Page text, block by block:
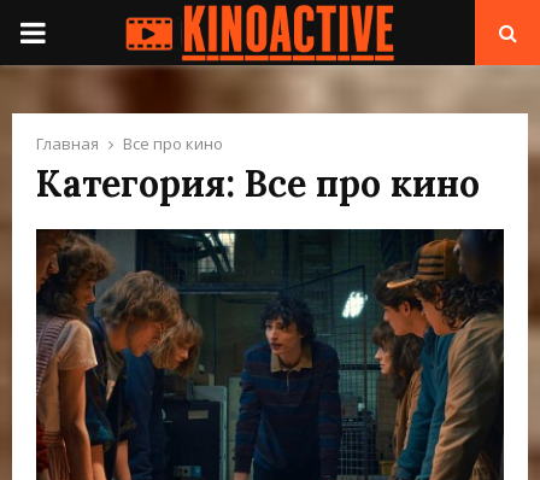
П
В
И
Ч
Н
Главная Все про кино
Категория: Все про кино